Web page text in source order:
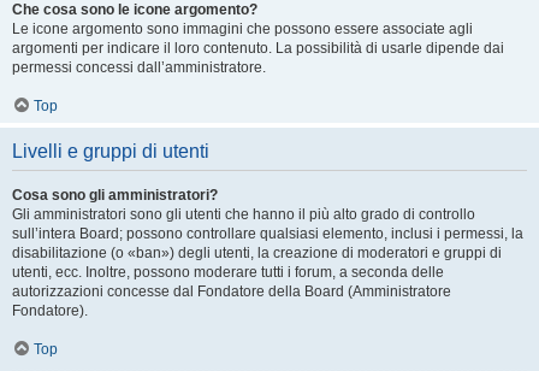
Che cosa sono le icone argomento?
Le icone argomento sono immagini che possono essere associate agli
argomenti per indicare il loro contenuto. La possibilità di usarle dipende dai
permessi concessi dall’amministratore.
Top
Livelli e gruppi di utenti
Cosa sono gli amministratori?
Gli amministratori sono gli utenti che hanno il più alto grado di controllo
sull’intera Board; possono controllare qualsiasi elemento, inclusi i permessi, la
disabilitazione (o «ban») degli utenti, la creazione di moderatori e gruppi di
utenti, ecc. Inoltre, possono moderare tutti i forum, a seconda delle
autorizzazioni concesse dal Fondatore della Board (Amministratore
Fondatore).
Top